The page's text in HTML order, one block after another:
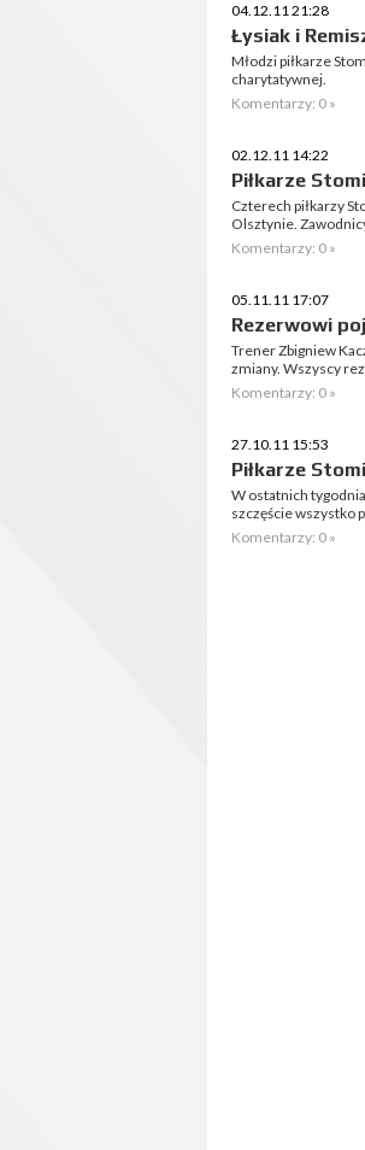
04.12.11 21:28
Łysiak i
Młodzi piłkarze
charytatywnej.
Komentarzy: 0 »
02.12.11 14:22
Piłkarze
Czterech piłkarzy
Olsztynie.
Komentarzy: 0 »
05.11.11 17:07
Rezerwowi
Trener Zbigniew
zmiany. Wszyscy
Komentarzy: 0 »
27.10.11 15:53
Piłkarze
W ostatnich
szczęście wszystko
Komentarzy: 0 »